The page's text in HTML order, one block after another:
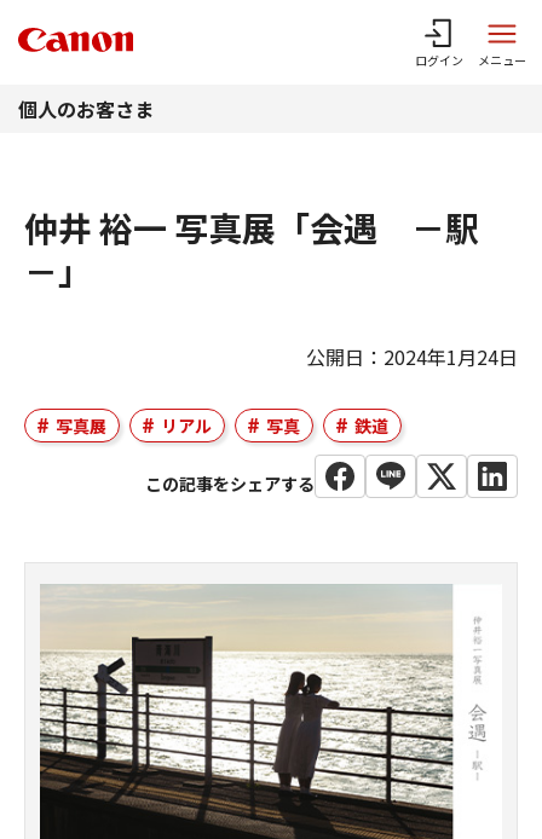
ログイン メニュー
個人のお客さま
仲井 裕一 写真展「会遇 －駅
－」
公開日：2024年1月24日
写真展 リアル 写真 鉄道